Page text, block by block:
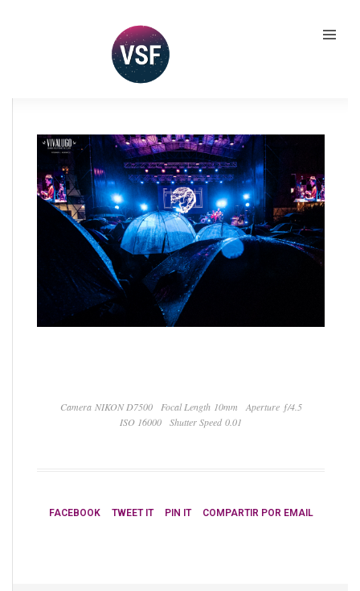
Camera NIKON D7500 Focal Length 10mm
Aperture ƒ/4.5
ISO 16000
Shutter Speed 0.01
FACEBOOK TWEET IT PIN IT COMPARTIR POR EMAIL